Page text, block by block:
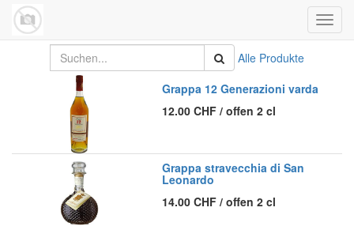
Alle Produkte
Grappa 12 Generazioni varda
12.00 CHF / offen 2 cl
Grappa stravecchia di San
Leonardo
14.00 CHF / offen 2 cl